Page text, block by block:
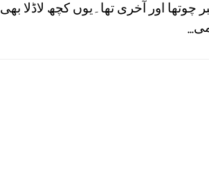
چوتھا اور آخری تھا۔یوں کچھ لاڈلا بھی